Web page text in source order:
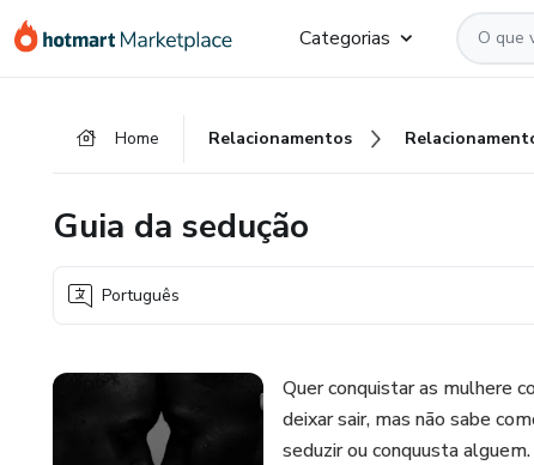
para
para
para
Categorias
Home Relacionamentos
Guia da sedução
Português
Quer conquistar as mulhere
deixar sair, mas não sabe
seduzir ou conquusta